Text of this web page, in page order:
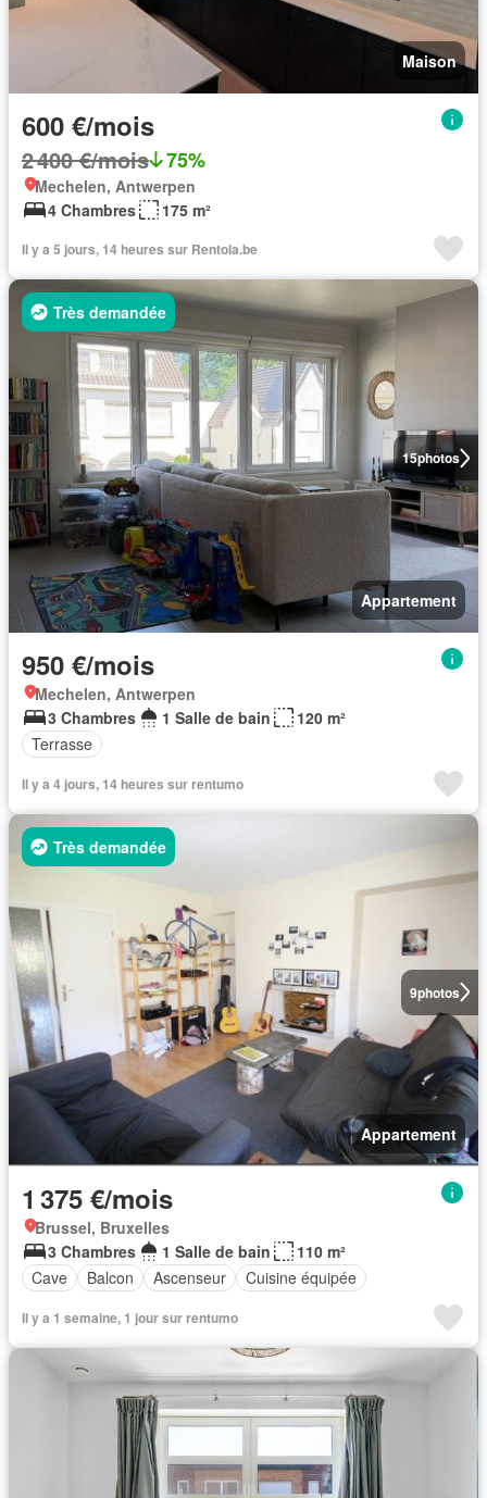
Maison
600 €/mois
2 400 €/mois 75%
Mechelen, Antwerpen
4 Chambres
175 m²
Il y a 5 jours, 14 heures sur Rentola.be
15photos
Très demandée
Appartement
950 €/mois
Mechelen, Antwerpen
3 Chambres
1 Salle de bain
120 m²
Terrasse
Il y a 4 jours, 14 heures sur rentumo
9photos
Très demandée
Appartement
1 375 €/mois
Brussel, Bruxelles
3 Chambres
1 Salle de bain
110 m²
Cave
Balcon Ascenseur Cuisine équipée
Il y a 1 semaine, 1 jour sur rentumo